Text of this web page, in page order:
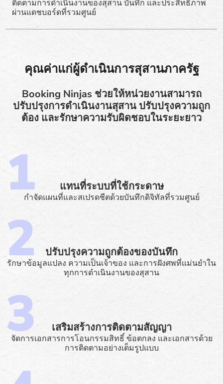
ติดตามการดำเนินงานของสุสาน บันทึก และประสิทธิภาพ
ผ่านแดชบอร์ดที่รวมศูนย์
คุณค่าแก่ผู้ดำเนินการสุสานภาครัฐ
Booking Ninjas ช่วยให้หน่วยงานสามารถ
ปรับปรุงการดำเนินงานสุสาน ปรับปรุงความถูก
ต้อง และรักษาความรับผิดชอบในระยะยาว
แทนที่ระบบที่ใช้กระดาษ
กำจัดแผนที่และสเปรดชีตด้วยบันทึกดิจิทัลที่รวมศูนย์
ปรับปรุงความถูกต้องของบันทึก
รักษาข้อมูลแปลง ความเป็นเจ้าของ และการฝังศพที่แม่นยำใน
ทุกการดำเนินงานของสุสาน
เสริมสร้างการติดตามสัญญา
จัดการเอกสารการโอนกรรมสิทธิ์ ข้อตกลง และเอกสารด้วย
การติดตามอย่างเต็มรูปแบบ